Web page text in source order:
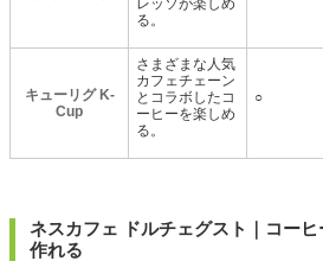
る。
キューリグ K-
Cup
さまざまな人気
カフェチェーン
とコラボしたコ
ーヒーを楽しめ
る。
○
ネスカフェ ドルチェグスト｜コー
作れる